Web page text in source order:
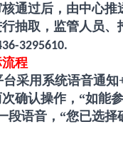
通过后，由中心
抽取，监管人员、
3295610.
程
台采用系统语音通知
确认操作，“如能
段语音，“您已选择